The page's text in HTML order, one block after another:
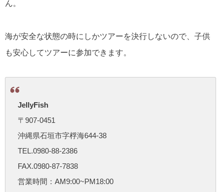
ん。
海が安全な状態の時にしかツアーを決行しないので、子供
も安心してツアーに参加できます。
JellyFish
〒907-0451
沖縄県石垣市字桴海644-38
TEL.0980-88-2386
FAX.0980-87-7838
営業時間：AM9:00~PM18:00